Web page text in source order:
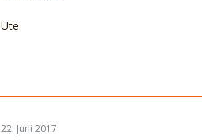
Ute
22. Juni 2017